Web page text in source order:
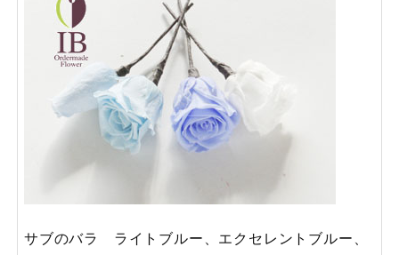
サブのバラ ライトブルー、エクセレントブルー、